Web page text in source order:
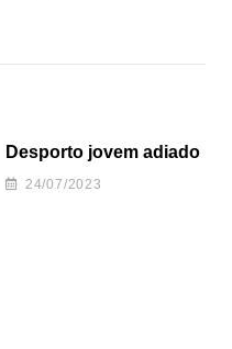
Desporto jovem adiado
24/07/2023